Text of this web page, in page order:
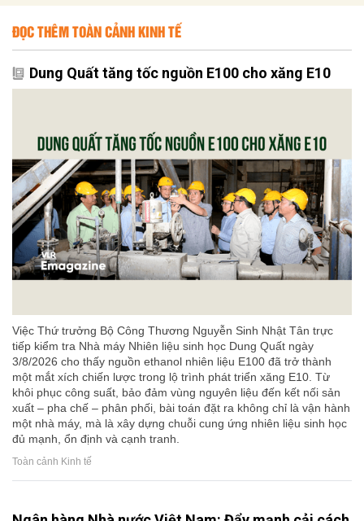
ĐỌC THÊM TOÀN CẢNH KINH TẾ
Dung Quất tăng tốc nguồn E100 cho xăng E10
Việc Thứ trưởng Bộ Công Thương Nguyễn Sinh Nhật Tân trực
tiếp kiểm tra Nhà máy Nhiên liệu sinh học Dung Quất ngày
3/8/2026 cho thấy nguồn ethanol nhiên liệu E100 đã trở thành
một mắt xích chiến lược trong lộ trình phát triển xăng E10. Từ
khôi phục công suất, bảo đảm vùng nguyên liệu đến kết nối sản
xuất – pha chế – phân phối, bài toán đặt ra không chỉ là vận hành
một nhà máy, mà là xây dựng chuỗi cung ứng nhiên liệu sinh học
đủ mạnh, ổn định và cạnh tranh.
Toàn cảnh Kinh tế